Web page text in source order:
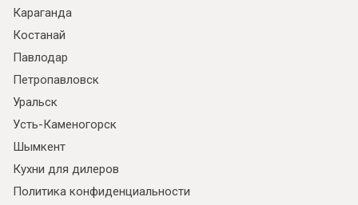
Караганда
Костанай
Павлодар
Петропавловск
Уральск
Усть-Каменогорск
Шымкент
Кухни для дилеров
Политика конфиденциальности